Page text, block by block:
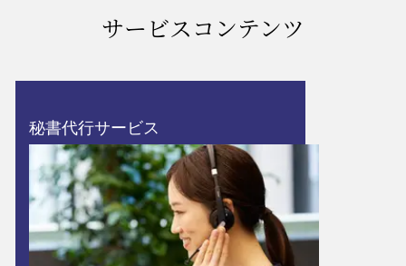
サービスコンテンツ
秘書代行サービス